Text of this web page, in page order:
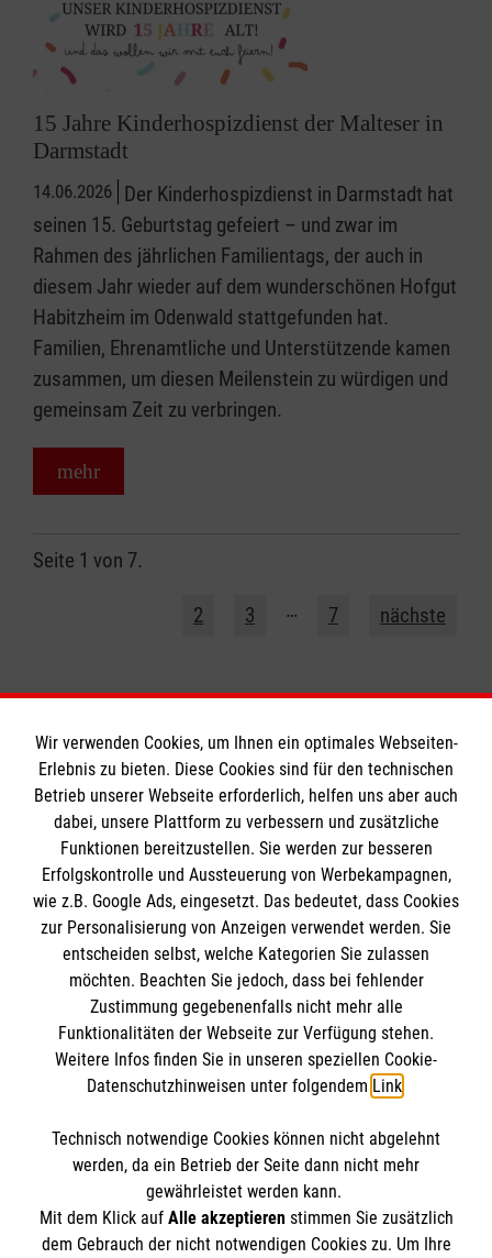
15 Jahre Kinderhospizdienst der Malteser in
Darmstadt
14.06.2026 Der Kinderhospizdienst in Darmstadt hat
seinen 15. Geburtstag gefeiert – und zwar im
Rahmen des jährlichen Familientags, der auch in
diesem Jahr wieder auf dem wunderschönen Hofgut
Habitzheim im Odenwald stattgefunden hat.
Familien, Ehrenamtliche und Unterstützende kamen
zusammen, um diesen Meilenstein zu würdigen und
gemeinsam Zeit zu verbringen.
mehr
Seite 1 von 7.
2 3 … 7 nächste
Informationen
Impressum
Datenschutz
Barrierefreiheit
Kontakt
Die Malteser
Malteser in Deutschland
Malteserorden
Sharepoint
Spendenkonto
Pax-Bank für Kirche und Caritas eG
IBAN: DE47 3706 0193 4001 1550 89
BIC: GENODED1PAX
So finden Sie uns
Baustraße 3
Wir verwenden Cookies, um Ihnen ein optimales Webseiten-
Erlebnis zu bieten. Diese Cookies sind für den technischen
Betrieb unserer Webseite erforderlich, helfen uns aber auch
dabei, unsere Plattform zu verbessern und zusätzliche
Funktionen bereitzustellen. Sie werden zur besseren
Erfolgskontrolle und Aussteuerung von Werbekampagnen,
wie z.B. Google Ads, eingesetzt. Das bedeutet, dass Cookies
zur Personalisierung von Anzeigen verwendet werden. Sie
entscheiden selbst, welche Kategorien Sie zulassen
möchten. Beachten Sie jedoch, dass bei fehlender
Zustimmung gegebenenfalls nicht mehr alle
Funktionalitäten der Webseite zur Verfügung stehen.
Weitere Infos finden Sie in unseren speziellen Cookie-
Datenschutzhinweisen unter folgendem Link.
Technisch notwendige Cookies können nicht abgelehnt
werden, da ein Betrieb der Seite dann nicht mehr
gewährleistet werden kann.
Mit dem Klick auf Alle akzeptierenstimmen Sie zusätzlich
dem Gebrauch der nicht notwendigen Cookies zu. Um Ihre